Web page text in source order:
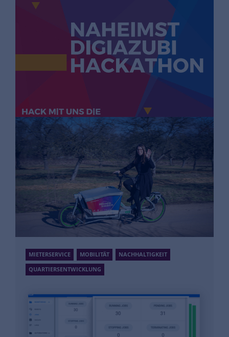
HUMAN RESOURCES NEW WORK
PhantoMinds
Innovative Ideen durch agile
Mehr Informationen
MIETERSERVICE MOBILITÄT
NACHHALTIGKEIT
QUARTIERSENTWICKLUNG
Nachhaltige Mobilität im Quartier